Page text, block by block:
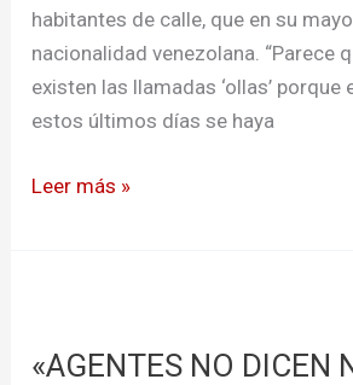
habitantes de calle, que en su
nacionalidad venezolana. “Parece
existen las llamadas ‘ollas’ porque
estos últimos días se haya
Leer más »
«AGENTES NO DICEN
DICEN